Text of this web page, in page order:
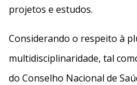
projetos e estudos.
Considerando o respeito à
multidisciplinaridade, tal
do Conselho Nacional de